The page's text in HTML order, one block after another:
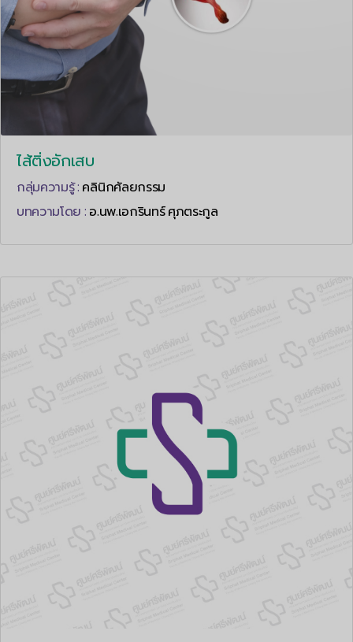
ไส้ติ่งอักเสบ
กลุ่มความรู้ : คลินิกศัลยกรรม
บทความโดย : อ.นพ.เอกรินทร์ ศุภตระกูล